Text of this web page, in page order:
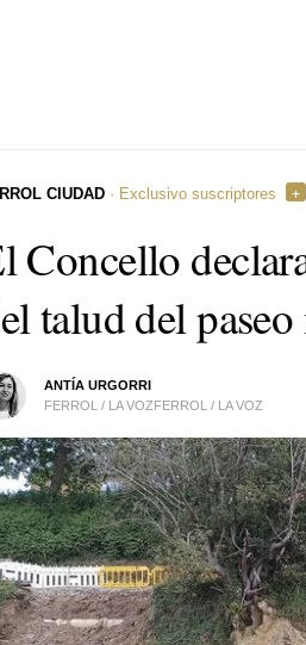
Concello
talud del
ANTÍA URGORRI
FERROL / LA VOZFERROL / LA VOZ
CIUDAD · Exclusivo suscriptores